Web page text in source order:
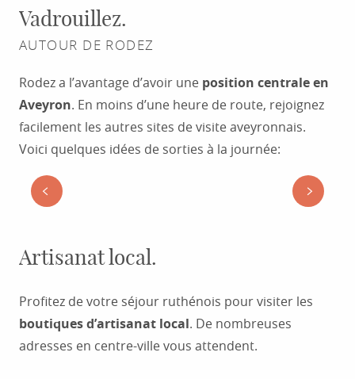
Vadrouillez.
AUTOUR DE RODEZ
Rodez a l’avantage d’avoir une position centrale en
Aveyron. En moins d’une heure de route, rejoignez
facilement les autres sites de visite aveyronnais.
Voici quelques idées de sorties à la journée:
BALADE : AU FIL DE LA VALLÉE DE
Artisanat local.
Profitez de votre séjour ruthénois pour visiter les
boutiques d’artisanat local. De nombreuses
adresses en centre-ville vous attendent.